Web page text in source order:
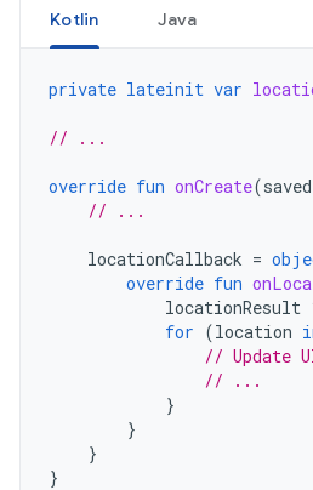
Kotlin Java
private lateinit var
// ...
override fun onCreate(
// ...
locationCallback =
override fun
locationResult
for (location
// Update
// ...
}
}
}
}